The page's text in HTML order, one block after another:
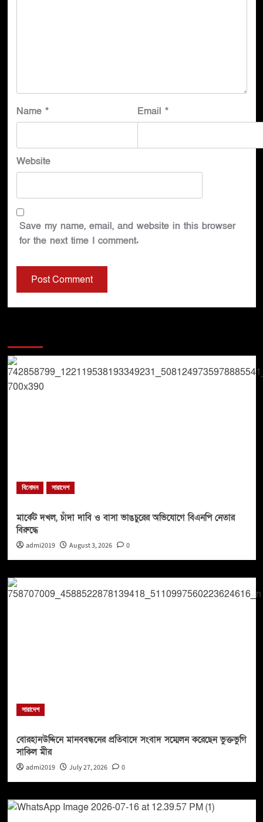
Name * Email *
Website
Save my name, email, and website in this browser
for the next time I comment.
বিনোদন সারাদেশ
মার্কেট দখল, চাঁদা দাবি ও বাসা ভাঙচুরের অভিযোগে বিএনপি নেতার
বিরুদ্ধে
admi2019 August 3, 2026 0
সারাদেশ
বোরহানউদ্দিনে মানববন্ধনের প্রতিবাদে সংবাদ সম্মেলন করেছেন ভুক্তভুগি
সাকিল মীর
admi2019 July 27, 2026 0